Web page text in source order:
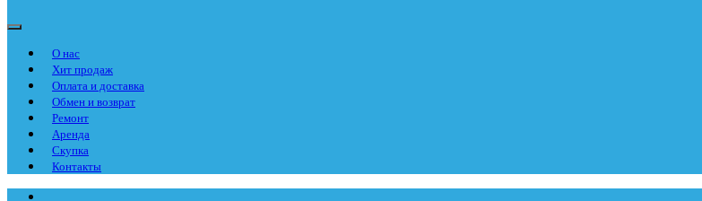
О нас
Хит продаж
Оплата и доставка
Обмен и возврат
Ремонт
Аренда
Скупка
Контакты